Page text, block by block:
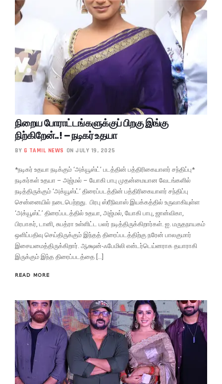
நிறைய போராட்டங்களுக்குப் பிறகு இங்கு
நிற்கிறேன்..! – நடிகர் உதயா
BY G TAMIL NEWS ON JULY 19, 2025
*நடிகர் உதயா நடிக்கும் ‘அக்யூஸ்ட்’ படத்தின் பத்திரிகையாளர் சந்திப்பு*
நடிகர்கள் உதயா – அஜ்மல் – யோகி பாபு முதன்மையான வேடங்களில்
நடித்திருக்கும் ‘அக்யூஸ்ட்’ திரைப்படத்தின் பத்திரிகையாளர் சந்திப்பு
சென்னையில் நடைபெற்றது. பிரபு ஸ்ரீநிவாஸ் இயக்கத்தில் உருவாகியுள்ள
‘அக்யூஸ்ட்’ திரைப்படத்தில் உதயா, அஜ்மல், யோகி பாபு, ஜான்விகா,
பிரபாகர், டானி, சுபத்ரா உள்ளிட்ட பலர் நடித்திருக்கிறார்கள். ஐ. மருதநாயகம்
ஒளிப்பதிவு செய்திருக்கும் இந்தத் திரைப்படத்திற்கு நரேன் பாலகுமார்
இசையமைத்திருக்கிறார். ஆக்ஷன்-ஃபேமிலி என்டர்டெய்னராக தயாராகி
இருக்கும் இந்த திரைப்படத்தை […]
READ MORE